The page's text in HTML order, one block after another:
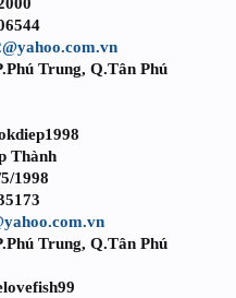
Trung, Q.Tân Phú
Thành
1998
Trung, Q.Tân Phú